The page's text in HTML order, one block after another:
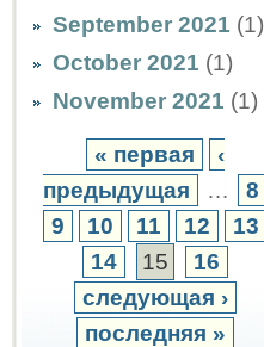
September 2021 (1)
October 2021 (1)
November 2021 (1)
« первая
‹
предыдущая
…
8
9
10 11 12
13
14
15
16
следующая ›
последняя »